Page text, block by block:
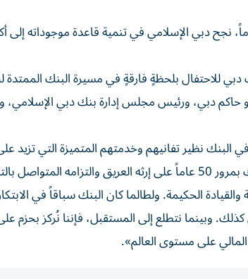
البنك دبي للاحتفال بلحظةٍ فارقةٍ في مسيرة البنك
دبي، ورئيس مجلس إدارة بنك دبي الإسلامي،
تفانيهم وخدمتهم المتميزة التي تزيد على 40 عاماً متواصلة في
قال محمد الشيباني: «فيما يحتفل البنك بمرور 50 عاماً على إرثه
والقيادة الحكيمة. ولطالما كان البنك سباقاً في
وبينما نتطلع إلى المستقبل، فإننا نُركز بحزم
على مستوى العالم».